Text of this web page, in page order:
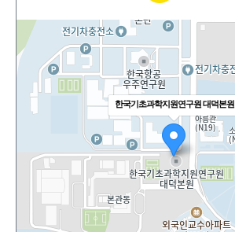
한국기초과학지원연구원 대덕본원